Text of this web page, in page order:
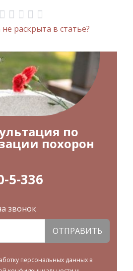
раскрыта в статье?
по
похорон
5-336
звонок
ОТПРАВИТЬ
персональных данных в